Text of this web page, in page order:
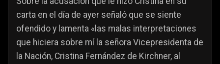
carta en el día de ayer señaló que se siente
ofendido y lamenta «las malas interpretaciones
que hiciera sobre mí la señora Vicepresidenta de
la Nación, Cristina Fernández de Kirchner, al